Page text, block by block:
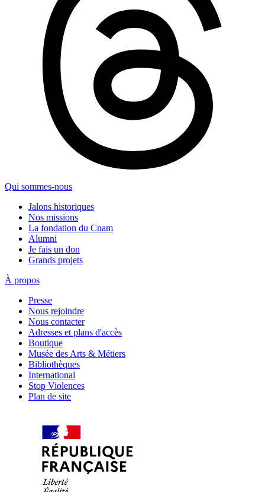
Qui sommes-nous
Jalons historiques
Nos missions
La fondation du Cnam
Alumni
Je fais un don
Grands projets
À propos
Presse
Nous rejoindre
Nous contacter
Adresses et plans d'accès
Boutique
Musée des Arts & Métiers
Bibliothèques
International
Stop Violences
Plan de site